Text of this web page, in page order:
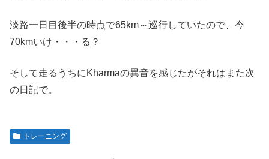
淡路一日目後半の時点で65km～巡行していたので、今
70kmいけ・・・る？
そして走るうちにKharmaの異音を感じたがそれはまた次
の日記で。
トレーニング